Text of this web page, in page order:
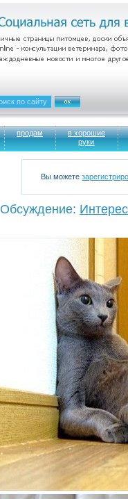
продам
в хорошие
руки
Вы можете
Обсуждение: